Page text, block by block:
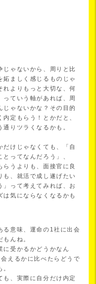
じゃないから、周りと比
妬ましく感じるものじゃ
れよりもっと大切な、何
っていう軸があれば、周
じゃないかな？その目的
定もらう！とかだと、
りツラくなるかも。
だけじゃなくても、「自
ってなんだろう」、
らうよりも、面接官に良
も、就活で成し遂げたい
」って考えてみれば、お
は気にならなくなるかも
る意味、運命の1社に出会
もんね。
に受かるかどうかなん
えるかに比べたらどうで
、実際に自分だけ内定